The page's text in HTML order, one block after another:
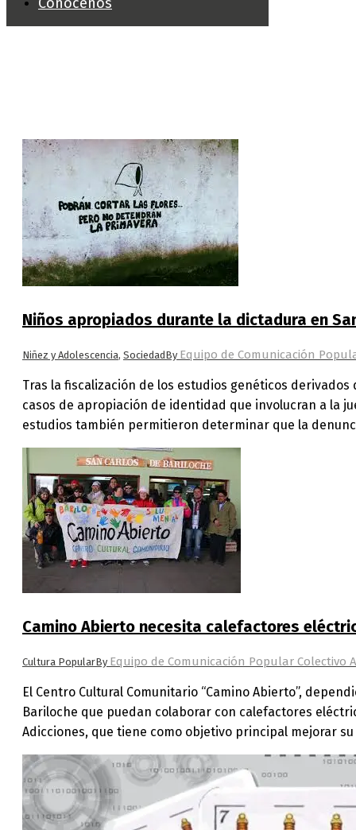
Niños apropiados durante la dictadura en
Niñez y Adolescencia, SociedadBy Equipo de Comunicación
Tras la fiscalización de los estudios genéticos
casos de apropiación de identidad que involucran a la
estudios también permitieron determinar que la
Camino Abierto necesita calefactores
Cultura PopularBy Equipo de Comunicación Popular Colectivo
El Centro Cultural Comunitario “Camino Abierto”,
Bariloche que puedan colaborar con calefactores
Adicciones, que tiene como objetivo principal mejorar